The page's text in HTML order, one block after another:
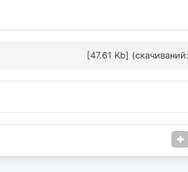
[47.61 Kb]